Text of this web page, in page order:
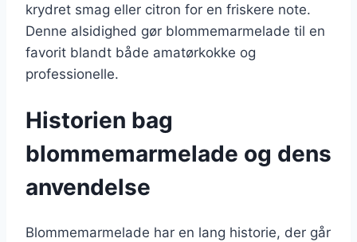
krydret smag eller citron for en friskere note.
Denne alsidighed gør blommemarmelade til en
favorit blandt både amatørkokke og
professionelle.
Historien bag
blommemarmelade og dens
anvendelse
Blommemarmelade har en lang historie, der går